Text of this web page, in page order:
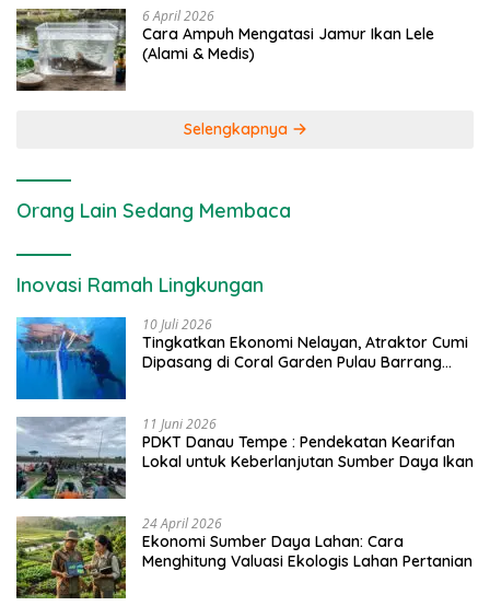
6 April 2026
Cara Ampuh Mengatasi Jamur Ikan Lele
(Alami & Medis)
Selengkapnya
Orang Lain Sedang Membaca
Inovasi Ramah Lingkungan
10 Juli 2026
Tingkatkan Ekonomi Nelayan, Atraktor Cumi
Dipasang di Coral Garden Pulau Barrang
11 Juni 2026
PDKT Danau Tempe : Pendekatan Kearifan
Lokal untuk Keberlanjutan Sumber Daya Ikan
24 April 2026
Ekonomi Sumber Daya Lahan: Cara
Menghitung Valuasi Ekologis Lahan Pertanian